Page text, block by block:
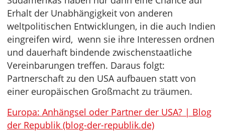
Erhalt der Unabhängigkeit von anderen
weltpolitischen Entwicklungen, in die auch Indien
eingreifen wird, wenn sie ihre Interessen ordnen
und dauerhaft bindende zwischenstaatliche
Vereinbarungen treffen. Daraus folgt:
Partnerschaft zu den USA aufbauen statt von
einer europäischen Großmacht zu träumen.
Europa: Anhängsel oder Partner der USA? | Blog
der Republik (blog-der-republik.de)